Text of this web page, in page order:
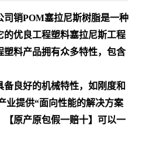
司销POM塞拉尼斯树脂是一种
的优良工程塑料塞拉尼斯工程
塑料产品拥有众多特性，包含
备良好的机械特性，如刚度和
业提供“面向性能的解决方案
【原产原包假一赔十】可以一